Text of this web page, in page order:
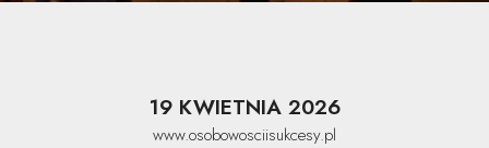
19 KWIETNIA 2026
www.osobowosciisukcesy.pl